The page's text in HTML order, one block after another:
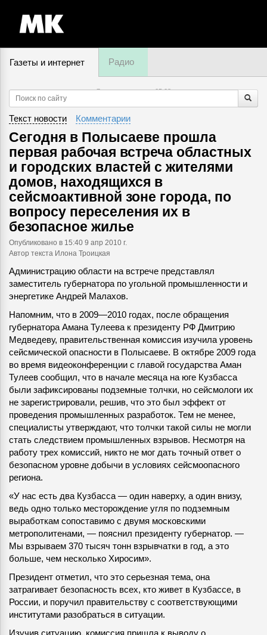
Газеты и интернет Радио
7 августа, четверг,05:08
Текст новости Комментарии
Сегодня в Полысаеве прошла
первая рабочая встреча областных
и городских властей с жителями
домов, находящихся в
сейсмоактивной зоне города, по
вопросу переселения их в
безопасное жилье
Опубликовано в 15:40 9 апр 2010 г.
Автор текста Илона Троицкая
Администрацию области на встрече представлял
заместитель губернатора по угольной промышленности и
энергетике Андрей Малахов.
Напомним, что в 2009—2010 годах, после обращения
губернатора Амана Тулеева к президенту РФ Дмитрию
Медведеву, правительственная комиссия изучила уровень
сейсмической опасности в Полысаеве. В октябре 2009 года
во время видеоконференции с главой государства Аман
Тулеев сообщил, что в начале месяца на юге Кузбасса
были зафиксированы подземные толчки, но сейсмологи их
не зарегистрировали, решив, что это был эффект от
проведения промышленных разработок. Тем не менее,
специалисты утверждают, что толчки такой силы не могли
стать следствием промышленных взрывов. Несмотря на
работу трех комиссий, никто не мог дать точный ответ о
безопасном уровне добычи в условиях сейсмоопасного
региона.
«У нас есть два Кузбасса — один наверху, а один внизу,
ведь одно только месторождение угля по подземным
выработкам сопоставимо с двумя московскими
метрополитенами, — пояснил президенту губернатор. —
Мы взрываем 370 тысяч тонн взрывчатки в год, а это
больше, чем несколько Хиросим».
Президент отметил, что это серьезная тема, она
затрагивает безопасность всех, кто живет в Кузбассе, в
России, и поручил правительству с соответствующими
институтами разобраться в ситуации.
Изучив ситуацию, комиссия пришла к выводу о